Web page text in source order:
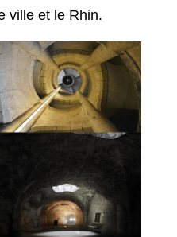
ville et le Rhin.